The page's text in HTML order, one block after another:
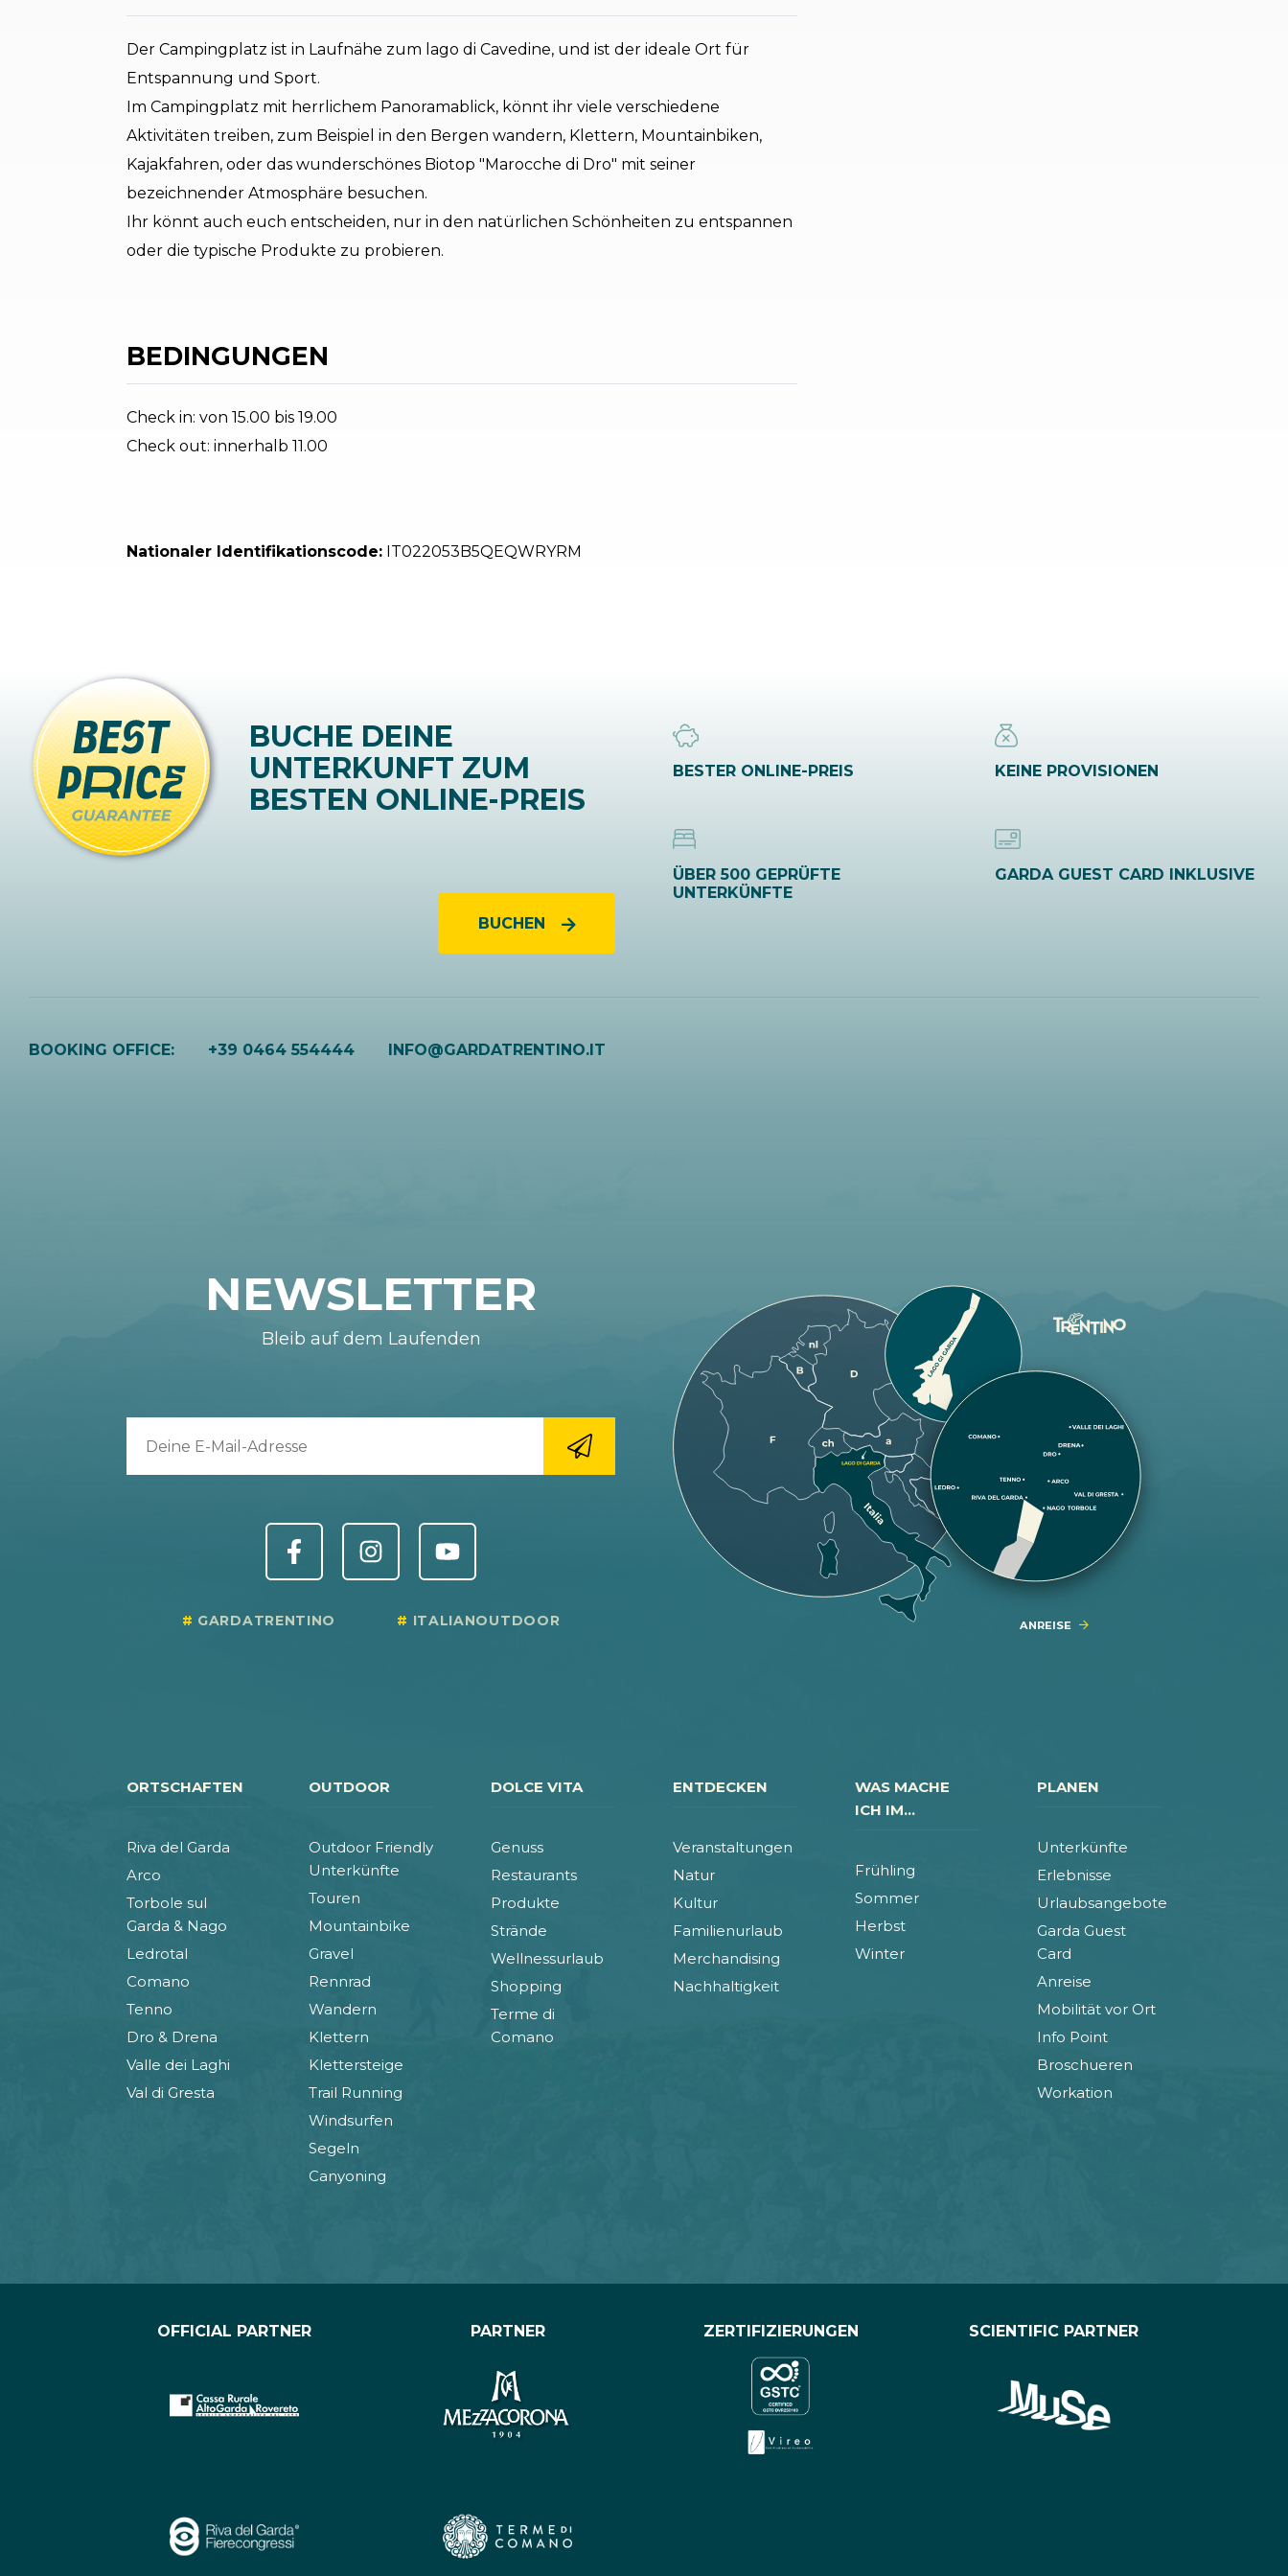
Der Campingplatz ist in Laufnähe zum lago di Cavedine, und ist der ideale Ort für
Entspannung und Sport.
Im Campingplatz mit herrlichem Panoramablick, könnt ihr viele verschiedene
Aktivitäten treiben, zum Beispiel in den Bergen wandern, Klettern, Mountainbiken,
Kajakfahren, oder das wunderschönes Biotop "Marocche di Dro" mit seiner
bezeichnender Atmosphäre besuchen.
Ihr könnt auch euch entscheiden, nur in den natürlichen Schönheiten zu entspannen
oder die typische Produkte zu probieren.
BEDINGUNGEN
Check in: von 15.00 bis 19.00
Check out: innerhalb 11.00
Nationaler Identifikationscode: IT022053B5QEQWRYRM
BUCHE DEINE
UNTERKUNFT ZUM
BESTEN ONLINE-PREIS
BUCHEN
BESTER ONLINE-PREIS KEINE PROVISIONEN
ÜBER 500 GEPRÜFTE
UNTERKÜNFTE
GARDA GUEST CARD INKLUSIVE
BOOKING OFFICE: +39 0464 554444 INFO@GARDATRENTINO.IT
ANREISE
NEWSLETTER
Bleib auf dem Laufenden
GARDATRENTINO ITALIANOUTDOOR
ORTSCHAFTEN
Riva del Garda
Arco
Torbole sul
Garda & Nago
Ledrotal
Comano
Tenno
Dro & Drena
Valle dei Laghi
Val di Gresta
OUTDOOR
Outdoor Friendly
Unterkünfte
Touren
Mountainbike
Gravel
Rennrad
Wandern
Klettern
Klettersteige
Trail Running
Windsurfen
Segeln
Canyoning
DOLCE VITA
Genuss
Restaurants
Produkte
Strände
Wellnessurlaub
Shopping
Terme di
Comano
ENTDECKEN
Veranstaltungen
Natur
Kultur
Familienurlaub
Merchandising
Nachhaltigkeit
WAS MACHE
ICH IM...
Frühling
Sommer
Herbst
Winter
PLANEN
Unterkünfte
Erlebnisse
Urlaubsangebote
Garda Guest
Card
Anreise
Mobilität vor Ort
Info Point
Broschueren
Workation
OFFICIAL PARTNER PARTNER ZERTIFIZIERUNGEN SCIENTIFIC PARTNER